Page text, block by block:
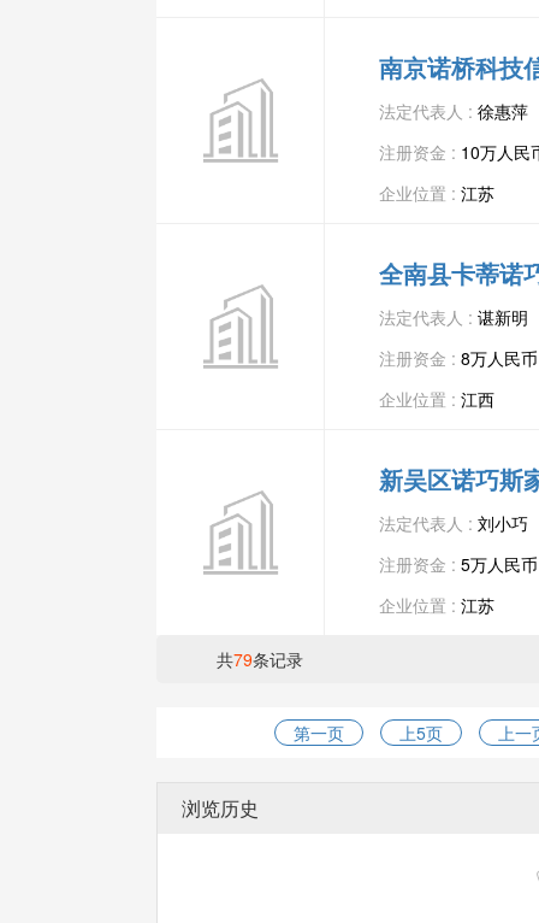
南京诺桥科技
法定代表人 : 徐惠萍
注册资金 : 10万人民
企业位置 : 江苏
全南县卡蒂诺
法定代表人 : 谌新明
注册资金 : 8万人民币
企业位置 : 江西
新吴区诺巧斯
法定代表人 : 刘小巧
注册资金 : 5万人民币
企业位置 : 江苏
共79条记录
第一页 上5页 上一
浏览历史